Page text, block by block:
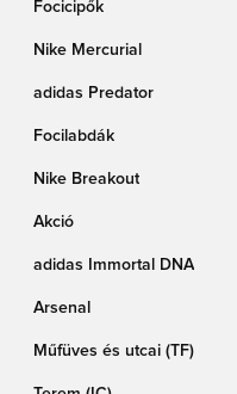
Focicipők
Nike Mercurial
adidas Predator
Focilabdák
Nike Breakout
Akció
adidas Immortal DNA
Arsenal
Műfüves és utcai (TF)